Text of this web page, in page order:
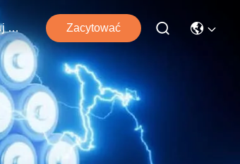
Skontaktuj Się Z Nami Zacytować